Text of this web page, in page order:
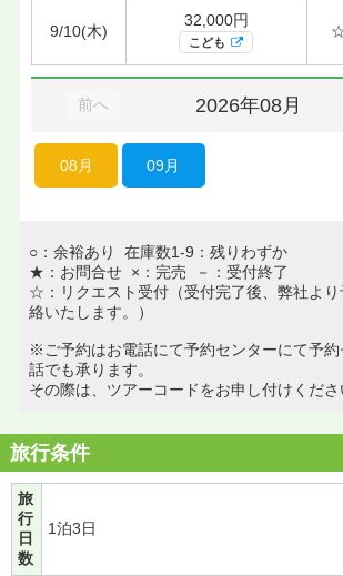
9/10(木)
32,000円
こども
前へ 2026年08月
08月 09月
○：余裕あり 在庫数1-9：残りわずか
★：お問合せ ×：完売 －：受付終了
☆：リクエスト受付（受付完了後、弊社より
絡いたします。）
※ご予約はお電話にて予約センターにて予
話でも承ります。
その際は、ツアーコードをお申し付けくださ
旅行条件
旅
行
日
数
1泊3日